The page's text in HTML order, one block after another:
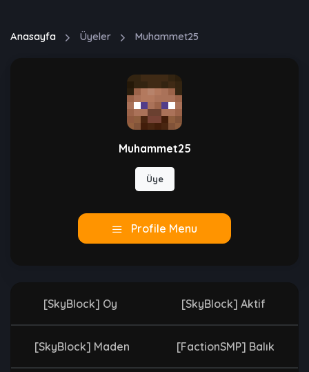
Anasayfa Üyeler Muhammet25
Muhammet25
Üye
Profile Menu
[SkyBlock] Oy [SkyBlock] Aktif
[SkyBlock] Maden [FactionSMP] Balık